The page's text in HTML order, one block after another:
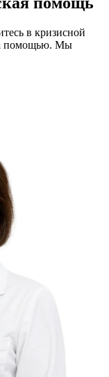
в кризисной
помощью. Мы